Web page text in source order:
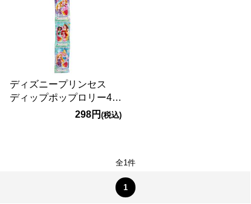
ディズニープリンセス
ディップポップロリー4バ
298円(税込)
全1件
1